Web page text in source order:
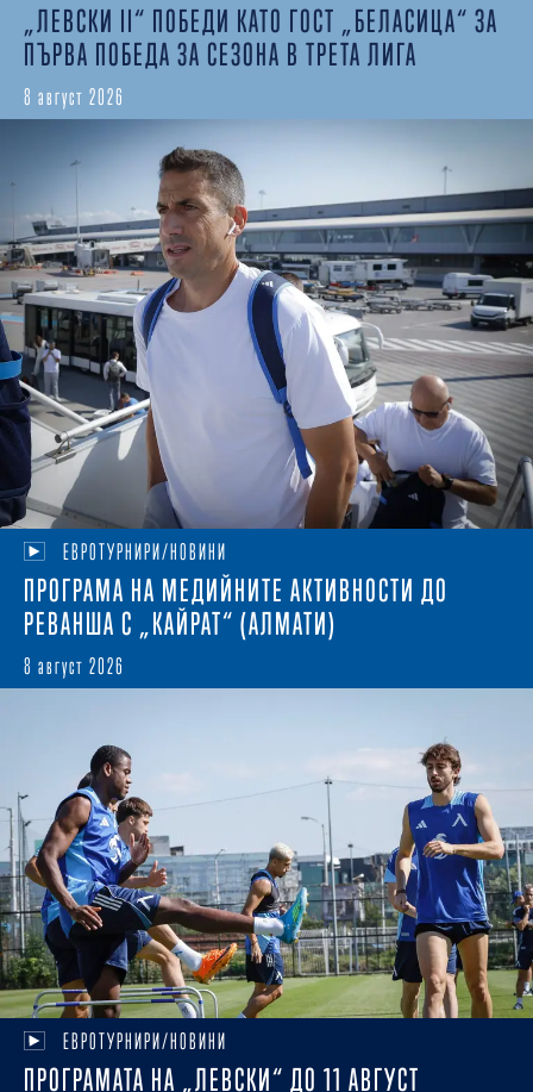
„ЛЕВСКИ II“ ПОБЕДИ КАТО ГОСТ „БЕЛАСИЦА“ ЗА
ПЪРВА ПОБЕДА ЗА СЕЗОНА В ТРЕТА ЛИГА
8 август 2026
ЕВРОТУРНИРИ/НОВИНИ
ПРОГРАМА НА МЕДИЙНИТЕ АКТИВНОСТИ ДО
РЕВАНША С „КАЙРАТ“ (АЛМАТИ)
8 август 2026
ЕВРОТУРНИРИ/НОВИНИ
ПРОГРАМАТА НА „ЛЕВСКИ“ ДО 11 АВГУСТ